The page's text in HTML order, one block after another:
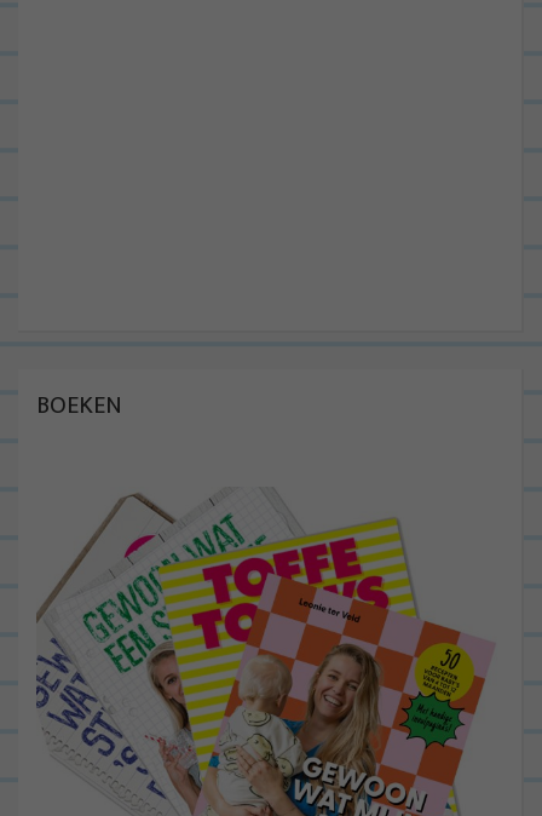
BOEKEN